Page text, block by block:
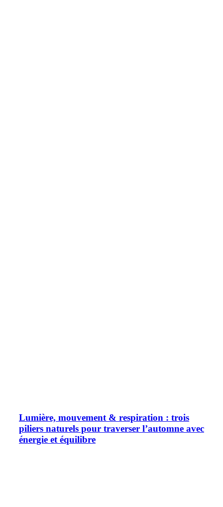
Lumière, mouvement & respiration : trois
piliers naturels pour traverser l’automne avec
énergie et équilibre